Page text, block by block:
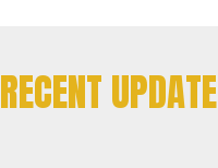
RECENT UPDATE